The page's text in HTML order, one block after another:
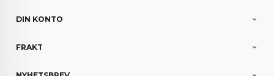
DIN KONTO
FRAKT